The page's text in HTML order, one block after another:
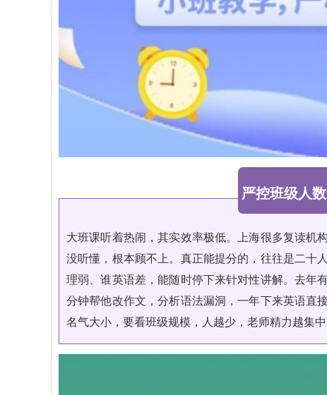
严控班级人
大班课听着热闹，其实效率极低。上海很多复读机
没听懂，根本顾不上。真正能提分的，往往是二十
理弱、谁英语差，能随时停下来针对性讲解。去年
分钟帮他改作文，分析语法漏洞，一年下来英语直
名气大小，要看班级规模，人越少，老师精力越集中